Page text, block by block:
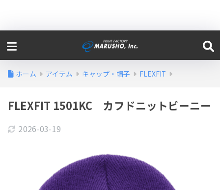
ホーム アイテム キャップ・帽子 FLEXFIT
FLEXFIT 1501KC カフドニットビーニー
2026-03-19